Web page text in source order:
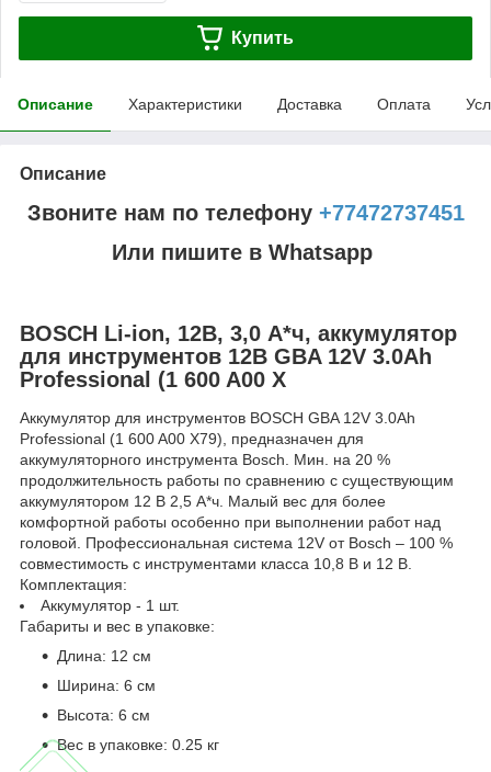
Купить
Описание Характеристики Доставка Оплата
Описание
Звоните нам по телефону +77472737451
Или пишите в Whatsapp
BOSCH Li-ion, 12B, 3,0 А*ч, аккумулятор
для инструментов 12B GBA 12V 3.0Ah
Professional (1 600 A00 X
Аккумулятор для инструментов BOSCH GBA 12V 3.0Ah
Professional (1 600 A00 X79), предназначен для
аккумуляторного инструмента Bosch. Мин. на 20 %
продолжительность работы по сравнению с существующим
аккумулятором 12 B 2,5 А*ч. Малый вес для более
комфортной работы особенно при выполнении работ над
головой. Профессиональная система 12V от Bosch – 100 %
совместимость с инструментами класса 10,8 В и 12 В.
Комплектация:
Аккумулятор - 1 шт.
Габариты и вес в упаковке:
Длина: 12 см
Ширина: 6 см
Высота: 6 см
Вес в упаковке: 0.25 кг